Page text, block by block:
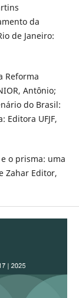
da
de Janeiro:
Reforma
Antônio;
do Brasil:
Editora UFJF,
e o prisma: uma
Zahar Editor,